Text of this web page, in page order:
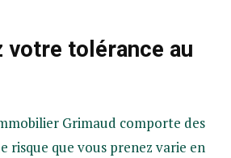
votre tolérance au
Grimaud comporte des
risque que vous prenez varie en